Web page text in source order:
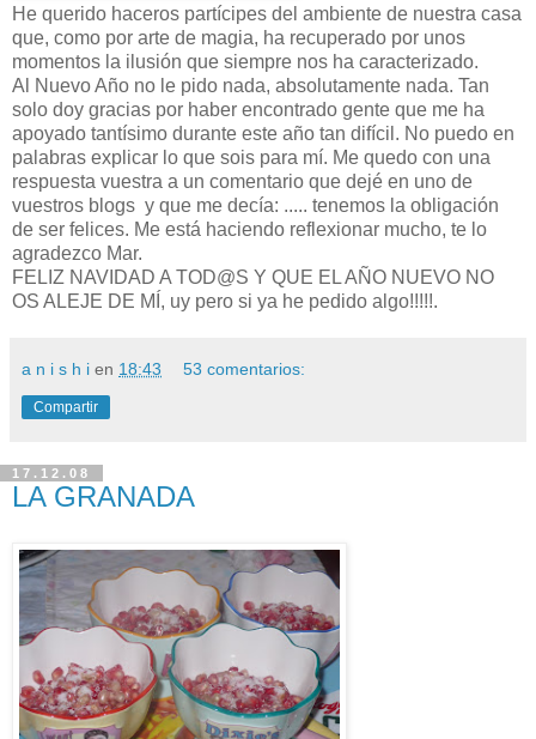
He querido haceros partícipes del ambiente de nuestra casa
que, como por arte de magia, ha recuperado por unos
momentos la ilusión que siempre nos ha caracterizado.
Al Nuevo Año no le pido nada, absolutamente nada. Tan
solo doy gracias por haber encontrado gente que me ha
apoyado tantísimo durante este año tan difícil. No puedo en
palabras explicar lo que sois para mí. Me quedo con una
respuesta vuestra a un comentario que dejé en uno de
vuestros blogs y que me decía: ..... tenemos la obligación
de ser felices. Me está haciendo reflexionar mucho, te lo
agradezco Mar.
FELIZ NAVIDAD A TOD@S Y QUE EL AÑO NUEVO NO
OS ALEJE DE MÍ, uy pero si ya he pedido algo!!!!!.
a n i s h i en 18:43 53 comentarios:
Compartir
17.12.08
LA GRANADA